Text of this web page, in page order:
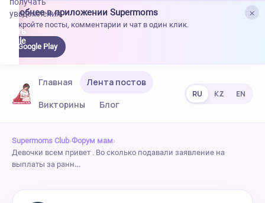
×
Удобнее в приложении Supermoms
Откройте посты, комментарии и чат в один клик.
Google Play
уведомления.
Главная
Лента постов
Викторины
Блог
RU KZ EN
Supermoms Club›Форум мам›
Девочки всем привет . Во сколько подавали заявление на
выплаты за ранн…